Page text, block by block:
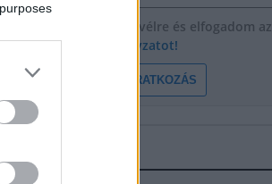
Feliratkozom a hírlevélre és elfogadom az
adatvédelmi szabályzatot!
FELIRATKOZÁS